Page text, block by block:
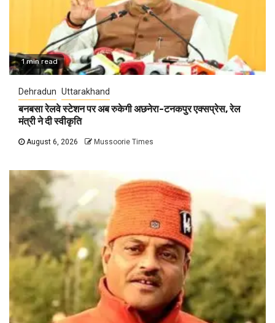
1 min read
Dehradun Uttarakhand
बनबसा रेलवे स्टेशन पर अब रुकेगी अछनेरा-टनकपुर एक्सप्रेस, रेल
मंत्री ने दी स्वीकृति
August 6, 2026 Mussoorie Times